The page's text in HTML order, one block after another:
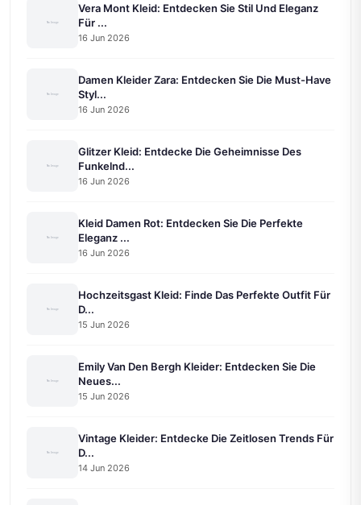
Vera Mont Kleid: Entdecken Sie Stil Und Eleganz
Für ...
16 Jun 2026
Damen Kleider Zara: Entdecken Sie Die Must-Have
Styl...
16 Jun 2026
Glitzer Kleid: Entdecke Die Geheimnisse Des
Funkelnd...
16 Jun 2026
Kleid Damen Rot: Entdecken Sie Die Perfekte
Eleganz ...
16 Jun 2026
Hochzeitsgast Kleid: Finde Das Perfekte Outfit Für
D...
15 Jun 2026
Emily Van Den Bergh Kleider: Entdecken Sie Die
Neues...
15 Jun 2026
Vintage Kleider: Entdecke Die Zeitlosen Trends Für
D...
14 Jun 2026